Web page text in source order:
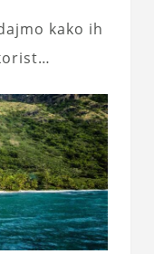
kako ih